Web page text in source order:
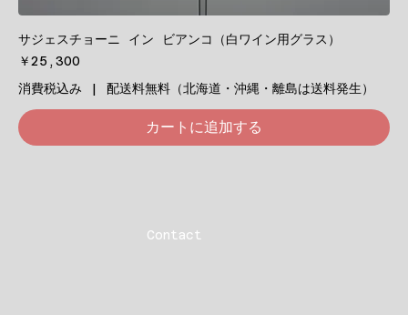
サジェスチョーニ イン ビアンコ（白ワイン用グラス）
価格
￥25,300
消費税込み | 配送料無料（北海道・沖縄・離島は送料発生）
カートに追加する
Contact